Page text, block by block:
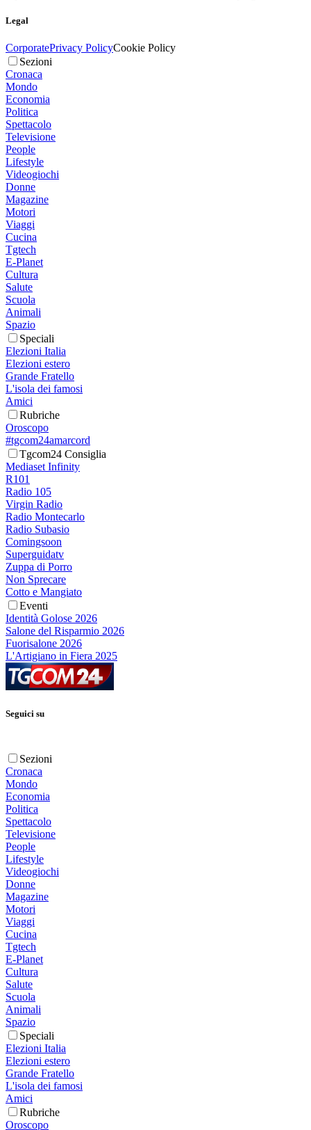
Legal
CorporatePrivacy PolicyCookie Policy
Sezioni
Cronaca
Mondo
Economia
Politica
Spettacolo
Televisione
People
Lifestyle
Videogiochi
Donne
Magazine
Motori
Viaggi
Cucina
Tgtech
E-Planet
Cultura
Salute
Scuola
Animali
Spazio
Speciali
Elezioni Italia
Elezioni estero
Grande Fratello
L'isola dei famosi
Amici
Rubriche
Oroscopo
#tgcom24amarcord
Tgcom24 Consiglia
Mediaset Infinity
R101
Radio 105
Virgin Radio
Radio Montecarlo
Radio Subasio
Comingsoon
Superguidatv
Zuppa di Porro
Non Sprecare
Cotto e Mangiato
Eventi
Identità Golose 2026
Salone del Risparmio 2026
Fuorisalone 2026
L'Artigiano in Fiera 2025
Seguici su
Sezioni
Cronaca
Mondo
Economia
Politica
Spettacolo
Televisione
People
Lifestyle
Videogiochi
Donne
Magazine
Motori
Viaggi
Cucina
Tgtech
E-Planet
Cultura
Salute
Scuola
Animali
Spazio
Speciali
Elezioni Italia
Elezioni estero
Grande Fratello
L'isola dei famosi
Amici
Rubriche
Oroscopo